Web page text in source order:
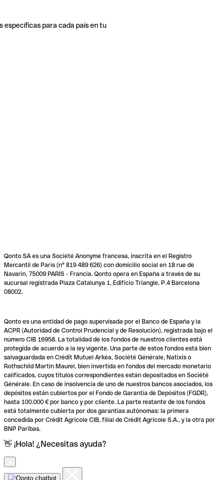
específicas para cada país en tu
Qonto SA es una Société Anonyme francesa, inscrita en el Registro
Mercantil de París (n° 819 489 626) con domicilio social en 18 rue de
Navarin, 75009 PARÍS - Francia. Qonto opera en España a través de su
sucursal registrada Plaza Catalunya 1, Edificio Triangle, P.4 Barcelona
08002.
Qonto es una entidad de pago supervisada por el Banco de España y la
ACPR (Autoridad de Control Prudencial y de Resolución), registrada bajo el
número CIB 16958. La totalidad de los fondos de nuestros clientes está
protegida de acuerdo a la ley vigente. Una parte de estos fondos está bien
salvaguardada en Crédit Mutuel Arkéa, Société Générale, Natixis o
Rothschild Martin Maurel, bien invertida en fondos del mercado monetario
calificados, cuyos títulos correspondientes están depositados en Société
Générale. En caso de insolvencia de uno de nuestros bancos asociados, los
depósitos están cubiertos por el Fondo de Garantía de Depósitos (FGDR),
hasta 100.000 € por banco y por cliente. La parte restante de los fondos
está totalmente cubierta por dos garantías autónomas: la primera
concedida por Crédit Agricole CIB, filial de Crédit Agricole S.A., y la otra por
BNP Paribas.
👋 ¡Hola! ¿Necesitas ayuda?